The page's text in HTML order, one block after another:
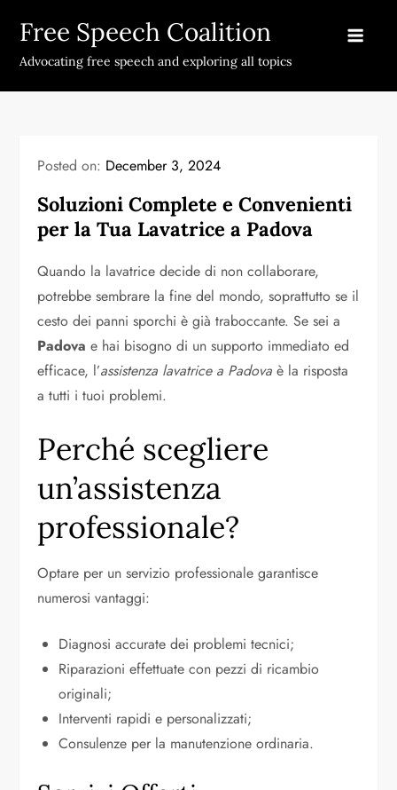
content
Free Speech Coalition
Advocating free speech and exploring all topics
Posted on: December 3, 2024
Soluzioni Complete e Convenienti
per la Tua Lavatrice a Padova
Quando la lavatrice decide di non collaborare,
potrebbe sembrare la fine del mondo, soprattutto se il
cesto dei panni sporchi è già traboccante. Se sei a
Padova e hai bisogno di un supporto immediato ed
efficace, l’assistenza lavatrice a Padova è la risposta
a tutti i tuoi problemi.
Perché scegliere
un’assistenza
professionale?
Optare per un servizio professionale garantisce
numerosi vantaggi:
Diagnosi accurate dei problemi tecnici;
Riparazioni effettuate con pezzi di ricambio
originali;
Interventi rapidi e personalizzati;
Consulenze per la manutenzione ordinaria.